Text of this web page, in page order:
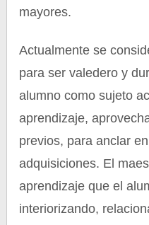
mayores.
Actualmente se
para ser valedero y
alumno como sujeto
aprendizaje,
previos, para anclar
adquisiciones. El
aprendizaje que el
interiorizando,